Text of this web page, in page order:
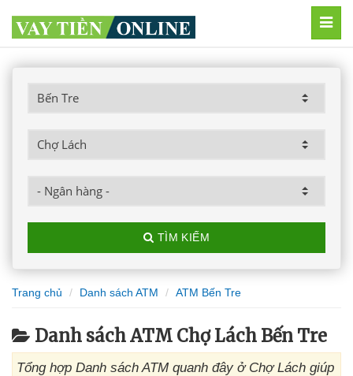
TÌM KIẾM
Trang chủ Danh sách ATM ATM Bến Tre
Danh sách ATM Chợ Lách Bến Tre
Tổng hợp Danh sách ATM quanh đây ở Chợ Lách giúp